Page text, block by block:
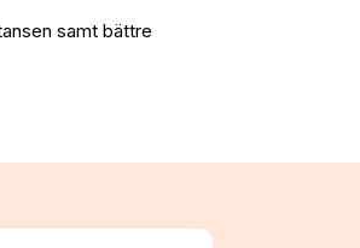
samt bättre